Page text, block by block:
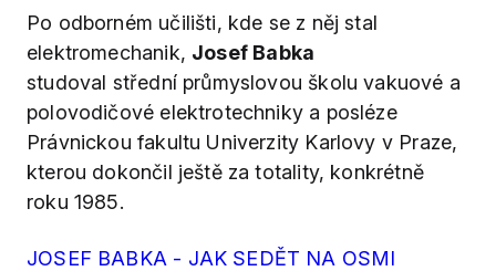
Po odborném učilišti, kde se z něj stal
elektromechanik, Josef Babka
studoval střední průmyslovou školu vakuové a
polovodičové elektrotechniky a posléze
Právnickou fakultu Univerzity Karlovy v Praze,
kterou dokončil ještě za totality, konkrétně
roku 1985.
JOSEF BABKA - JAK SEDĚT NA OSMI